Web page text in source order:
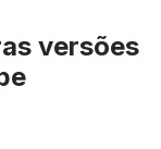
versões